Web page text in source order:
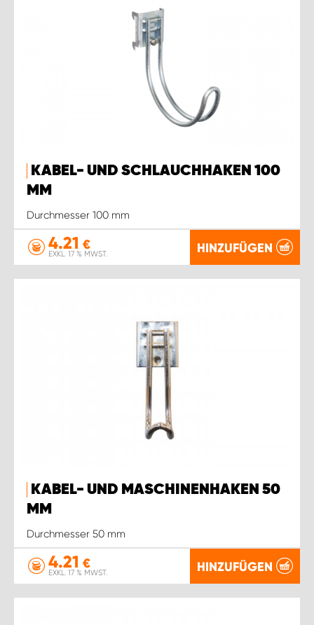
KABEL- UND SCHLAUCHHAKEN 100
MM
Durchmesser 100 mm
4.21 €
EXKL. 17 % MWST. HINZUFÜGEN
KABEL- UND MASCHINENHAKEN 50
MM
Durchmesser 50 mm
4.21 €
EXKL. 17 % MWST. HINZUFÜGEN